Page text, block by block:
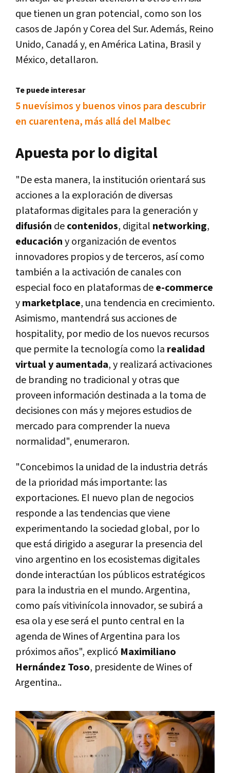
que tienen un gran potencial, como son los
casos de Japón y Corea del Sur. Además, Reino
Unido, Canadá y, en América Latina, Brasil y
México, detallaron.
Te puede interesar
5 nuevísimos y buenos vinos para descubrir
en cuarentena, más allá del Malbec
Apuesta por lo digital
"De esta manera, la institución orientará sus
acciones a la exploración de diversas
plataformas digitales para la generación y
difusión decontenidos, digital networking,
educacióny organización de eventos
innovadores propios y de terceros, así como
también a la activación de canales con
especial foco en plataformas dee-commerce
ymarketplace, una tendencia en crecimiento.
Asimismo, mantendrá sus acciones de
hospitality, por medio de los nuevos recursos
que permite la tecnología como la realidad
virtual y aumentada, y realizará activaciones
de branding no tradicional y otras que
proveen información destinada a la toma de
decisiones con más y mejores estudios de
mercado para comprender la nueva
normalidad", enumeraron.
"Concebimos la unidad de la industria detrás
de la prioridad más importante: las
exportaciones. El nuevo plan de negocios
responde a las tendencias que viene
experimentando la sociedad global, por lo
que está dirigido a asegurar la presencia del
vino argentino en los ecosistemas digitales
donde interactúan los públicos estratégicos
para la industria en el mundo. Argentina,
como país vitivinícola innovador, se subirá a
esa ola y ese será el punto central en la
agenda de Wines of Argentina para los
próximos años", explicó Maximiliano
Hernández Toso, presidente de Wines of
Argentina..